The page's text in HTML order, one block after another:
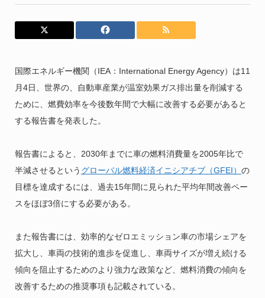
国際エネルギー機関（IEA：International Energy Agency）は11
月4日、世界の、自動車産業が温室効果ガス排出量を削減する
ために、燃費効率を今後数年間で大幅に改善する必要があると
する報告書を発表した。
報告書によると、2030年までに車の燃料消費量を2005年比で
半減させるという グローバル燃料経済イニシアチブ（GFEI） の
目標を達成するには、過去15年間に見られた平均年間改善ペー
スをほぼ3倍にする必要がある。
また報告書には、効率的なゼロエミッション車の市場シェアを
拡大​​し、車両の技術的進歩を促進し、車両サイズが増え続ける
傾向を阻止するためのより強力な政策など、燃料消費の傾向を
改善するための推奨事項も記載されている。